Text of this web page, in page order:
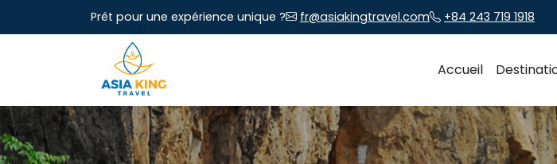
Prêt pour une expérience unique ? fr@asiakingtravel.com +84 243 719 1918
Accueil